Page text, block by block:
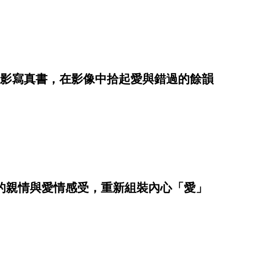
寫真書，在影像中拾起愛與錯過的餘韻
親情與愛情感受，重新組裝內心「愛」